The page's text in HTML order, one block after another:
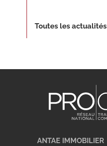
Toutes les actualités
ANTAE IMMOBILIER